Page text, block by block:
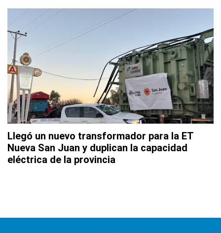
Llegó un nuevo transformador para la ET
Nueva San Juan y duplican la capacidad
eléctrica de la provincia